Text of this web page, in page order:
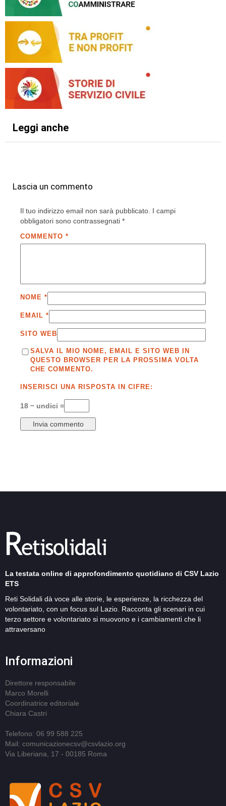
Leggi anche
Lascia un commento
Il tuo indirizzo email non sarà pubblicato. I campi
obbligatori sono contrassegnati *
COMMENTO *
NOME *
EMAIL *
SITO WEB
SALVA IL MIO NOME, EMAIL E SITO WEB IN
QUESTO BROWSER PER LA PROSSIMA VOLTA
CHE COMMENTO.
INSERISCI UNA RISPOSTA IN CIFRE:
18 − undici =
La testata online di approfondimento quotidiano di CSV Lazio
ETS
Reti Solidali dà voce alle storie, le esperienze, la ricchezza del
volontariato, con un focus sul Lazio. Racconta gli scenari in cui
terzo settore e volontariato si muovono e i cambiamenti che li
attraversano
Informazioni
Direttore responsabile
Marco Morelli
Coordinatrice editoriale
Chiara Castri
Telefono: 06 99 588 225
Mail: comunicazionecsv@csvlazio.org
Via Liberiana, 17 - 00185 Roma